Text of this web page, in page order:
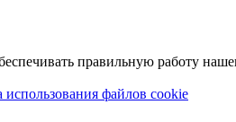
правильную работу
использования файлов cookie